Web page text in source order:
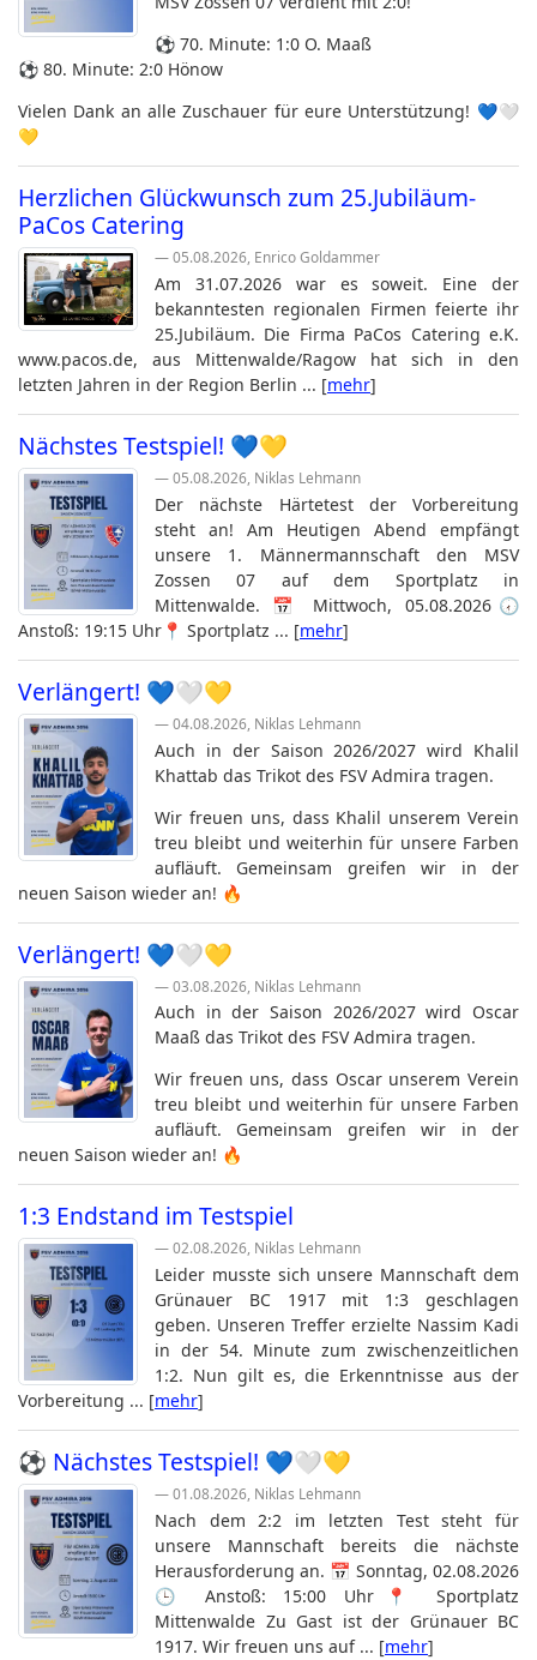
⚽ 70. Minute: 1:0 O. Maaß
⚽ 80. Minute: 2:0 Hönow
Vielen Dank an alle Zuschauer für eure Unterstützung! 💙🤍
💛
Herzlichen Glückwunsch zum 25.Jubiläum-
PaCos Catering
— 05.08.2026, Enrico Goldammer
Am 31.07.2026 war es soweit. Eine der
bekanntesten regionalen Firmen feierte ihr
25.Jubiläum. Die Firma PaCos Catering e.K.
www.pacos.de, aus Mittenwalde/Ragow hat sich in den
letzten Jahren in der Region Berlin ... [mehr]
Nächstes Testspiel! 💙💛
— 05.08.2026, Niklas Lehmann
Der nächste Härtetest der Vorbereitung
steht an! Am Heutigen Abend empfängt
unsere 1. Männermannschaft den MSV
Zossen 07 auf dem Sportplatz in
Mittenwalde. 📅 Mittwoch, 05.08.2026🕢
Anstoß: 19:15 Uhr📍 Sportplatz ... [mehr]
Verlängert! 💙🤍💛
— 04.08.2026, Niklas Lehmann
Auch in der Saison 2026/2027 wird Khalil
Khattab das Trikot des FSV Admira tragen.
Wir freuen uns, dass Khalil unserem Verein
treu bleibt und weiterhin für unsere Farben
aufläuft. Gemeinsam greifen wir in der
neuen Saison wieder an! 🔥
Verlängert! 💙🤍💛
— 03.08.2026, Niklas Lehmann
Auch in der Saison 2026/2027wird Oscar
Maaß das Trikot des FSV Admira tragen.
Wir freuen uns, dass Oscar unserem Verein
treu bleibt und weiterhin für unsere Farben
aufläuft. Gemeinsam greifen wir in der
neuen Saison wieder an! 🔥
1:3 Endstand im Testspiel
— 02.08.2026, Niklas Lehmann
Leider musste sich unsere Mannschaft dem
Grünauer BC 1917 mit 1:3 geschlagen
geben. Unseren Treffer erzielte Nassim Kadi
in der 54. Minute zum zwischenzeitlichen
1:2. Nun gilt es, die Erkenntnisse aus der
Vorbereitung ... [mehr]
⚽️ Nächstes Testspiel! 💙🤍💛
— 01.08.2026, Niklas Lehmann
Nach dem 2:2 im letzten Test steht für
unsere Mannschaft bereits die nächste
Herausforderung an. 📅 Sonntag, 02.08.2026
🕒 Anstoß: 15:00 Uhr📍 Sportplatz
Mittenwalde Zu Gast ist der Grünauer BC
1917. Wir freuen uns auf ... [mehr]